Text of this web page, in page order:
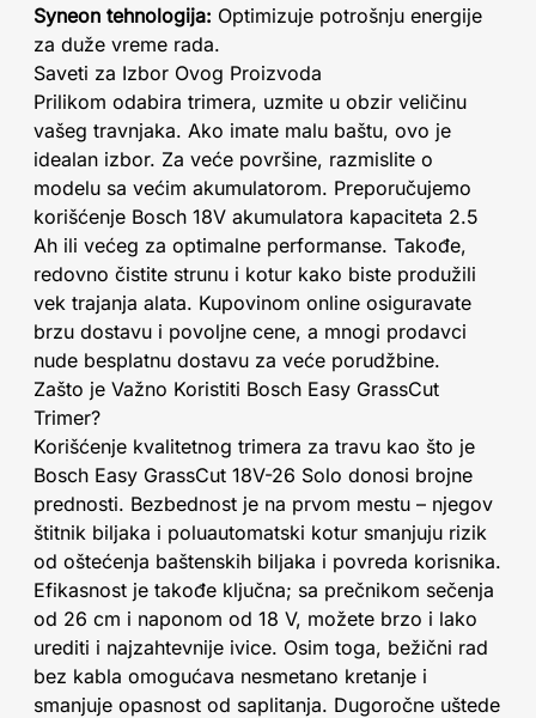
Syneon tehnologija: Optimizuje potrošnju energije
za duže vreme rada.
Saveti za Izbor Ovog Proizvoda
Prilikom odabira trimera, uzmite u obzir veličinu
vašeg travnjaka. Ako imate malu baštu, ovo je
idealan izbor. Za veće površine, razmislite o
modelu sa većim akumulatorom. Preporučujemo
korišćenje Bosch 18V akumulatora kapaciteta 2.5
Ah ili većeg za optimalne performanse. Takođe,
redovno čistite strunu i kotur kako biste produžili
vek trajanja alata. Kupovinom online osiguravate
brzu dostavu i povoljne cene, a mnogi prodavci
nude besplatnu dostavu za veće porudžbine.
Zašto je Važno Koristiti Bosch Easy GrassCut
Trimer?
Korišćenje kvalitetnog trimera za travu kao što je
Bosch Easy GrassCut 18V-26 Solo donosi brojne
prednosti. Bezbednost je na prvom mestu – njegov
štitnik biljaka i poluautomatski kotur smanjuju rizik
od oštećenja baštenskih biljaka i povreda korisnika.
Efikasnost je takođe ključna; sa prečnikom sečenja
od 26 cm i naponom od 18 V, možete brzo i lako
urediti i najzahtevnije ivice. Osim toga, bežični rad
bez kabla omogućava nesmetano kretanje i
smanjuje opasnost od saplitanja. Dugoročne uštede